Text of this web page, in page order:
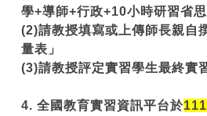
學+導師+行政+10小時研習省
(2)請教授填寫或上傳師長親自
量表」
(3)請教授評定實習學生最終實
4. 全國教育實習資訊平台於